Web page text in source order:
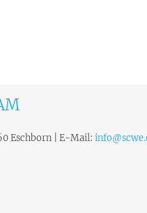
Eschborn | E-Mail: